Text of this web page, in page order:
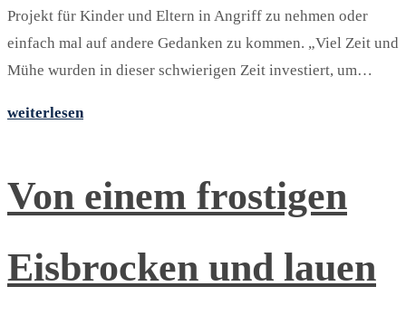
Projekt für Kinder und Eltern in Angriff zu nehmen oder
einfach mal auf andere Gedanken zu kommen. „Viel Zeit und
Mühe wurden in dieser schwierigen Zeit investiert, um…
weiterlesen
Von einem frostigen
Eisbrocken und lauen